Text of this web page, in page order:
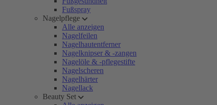
Fußspray
Nagelpflege
Alle anzeigen
Nagelfeilen
Nagelhautentferner
Nagelknipser & -zangen
Nagelöle & -pflegestifte
Nagelscheren
Nagelhärter
Nagellack
Beauty Set